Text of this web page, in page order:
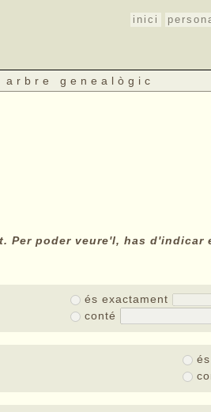
inici
arbre genealògic
poder veure'l, has d'indicar
és exactament
conté